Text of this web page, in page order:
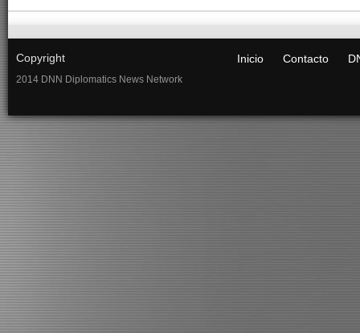
Copyright
2014 DNN Diplomatics News Network
Inicio Contacto